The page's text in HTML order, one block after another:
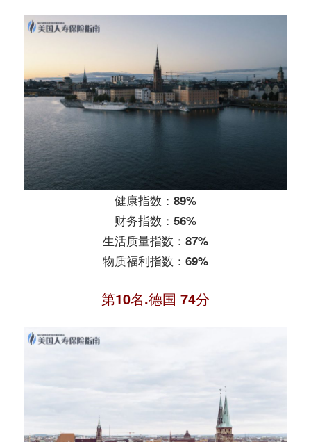
健康指数：89%
财务指数：56%
生活质量指数：87%
物质福利指数：69%
第10名.德国 74分